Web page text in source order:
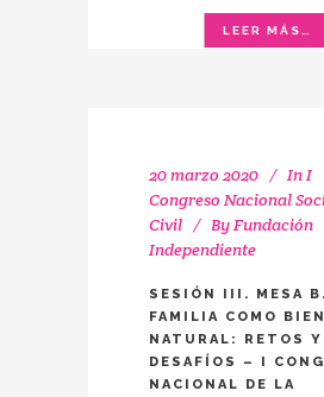
20 marzo 2020 InI
Congreso Nacional
Civil
ByFundación
Independiente
SESIÓN III. MESA
FAMILIA COMO BIEN
NATURAL: RETOS Y
DESAFÍOS – I
NACIONAL DE LA